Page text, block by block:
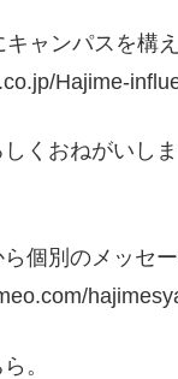
ャンパスを構
Hajime-
くおねがいし
個別のメッセ
。